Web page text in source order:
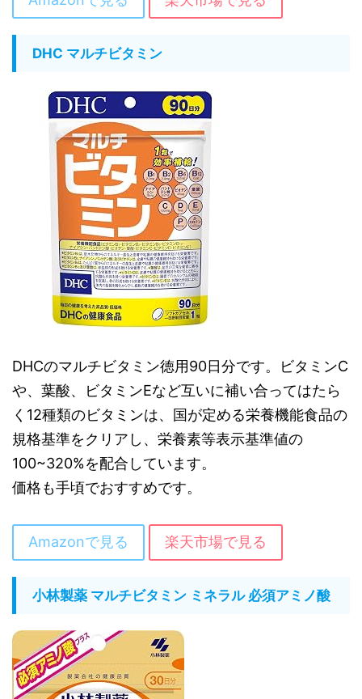
DHC マルチビタミン
DHCのマルチビタミン徳用90日分です。ビタミンC
や、葉酸、ビタミンEなど互いに補い合ってはたら
く12種類のビタミンは、国が定める栄養機能食品の
規格基準をクリアし、栄養素等表示基準値の
100~320%を配合しています。
価格も手頃でおすすめです。
Amazonで見る 楽天市場で見る
小林製薬 マルチビタミン ミネラル 必須アミノ酸